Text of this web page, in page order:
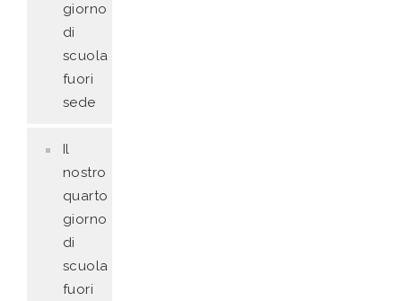
giorno
di
scuola
fuori
sede
Il
nostro
quarto
giorno
di
scuola
fuori